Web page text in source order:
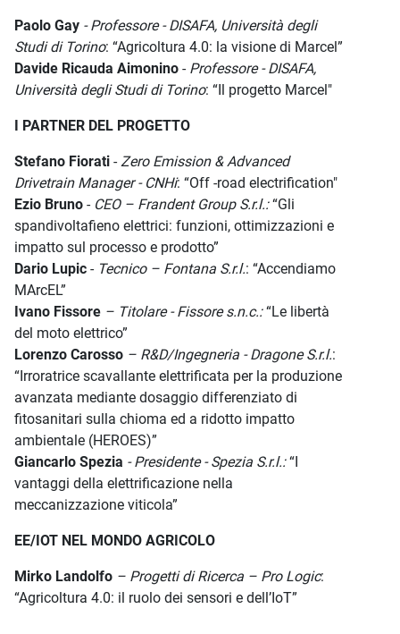
Paolo Gay - Professore - DISAFA, Università degli
Studi di Torino: “Agricoltura 4.0: la visione di Marcel”
Davide Ricauda Aimonino - Professore - DISAFA,
Università degli Studi di Torino: “Il progetto Marcel"
I PARTNER DEL PROGETTO
Stefano Fiorati -Zero Emission & Advanced
Drivetrain Manager - CNHi: “Off -road electrification"
Ezio Bruno - CEO – Frandent Group S.r.l.:“Gli
spandivoltafieno elettrici: funzioni, ottimizzazioni e
impatto sul processo e prodotto”
Dario Lupic -Tecnico – Fontana S.r.l.: “Accendiamo
MArcEL”
Ivano Fissore – Titolare - Fissore s.n.c.:“Le libertà
del moto elettrico”
Lorenzo Carosso – R&D/Ingegneria - Dragone S.r.l.:
“Irroratrice scavallante elettrificata per la produzione
avanzata mediante dosaggio differenziato di
fitosanitari sulla chioma ed a ridotto impatto
ambientale (HEROES)”
Giancarlo Spezia - Presidente - Spezia S.r.l.:“I
vantaggi della elettrificazione nella
meccanizzazione viticola”
EE/IOT NEL MONDO AGRICOLO
Mirko Landolfo – Progetti di Ricerca – Pro Logic:
“Agricoltura 4.0: il ruolo dei sensori e dell’IoT”